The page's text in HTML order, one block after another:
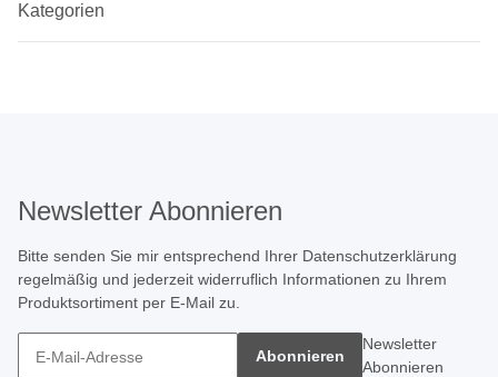
Kategorien
Newsletter Abonnieren
Bitte senden Sie mir entsprechend Ihrer Datenschutzerklärung
regelmäßig und jederzeit widerruflich Informationen zu Ihrem
Produktsortiment per E-Mail zu.
Abonnieren
Newsletter
Abonnieren